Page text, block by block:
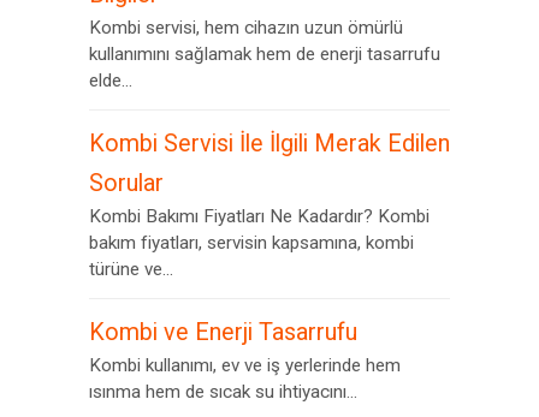
Kombi servisi, hem cihazın uzun ömürlü
kullanımını sağlamak hem de enerji tasarrufu
elde...
Kombi Servisi İle İlgili Merak Edilen
Sorular
Kombi Bakımı Fiyatları Ne Kadardır? Kombi
bakım fiyatları, servisin kapsamına, kombi
türüne ve...
Kombi ve Enerji Tasarrufu
Kombi kullanımı, ev ve iş yerlerinde hem
ısınma hem de sıcak su ihtiyacını...